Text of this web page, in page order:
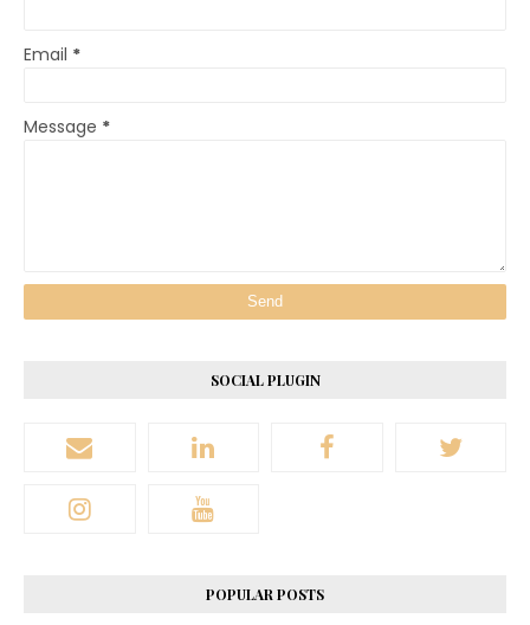
Email *
Message *
SOCIAL PLUGIN
POPULAR POSTS